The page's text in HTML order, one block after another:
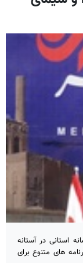
استانی در آستانه
های متنوع برای